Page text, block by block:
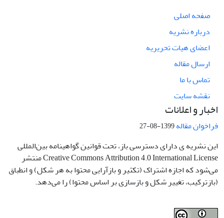
صفحه اصلی
درباره نشریه
اعضای هیات تحریریه
ارسال مقاله
تماس با ما
نقشه سایت
اخبار و اعلانات
فراخوان مقاله1399-08-27
این نشریه ی دارای دسترسی باز، تحت قوانین گواهینامه بین‌المللی
Creative Commons Attribution 4.0 International License منتشر
می‌شود که اجازه اشتراک (تکثیر و بازآرایی محتوا به هر شکل) و انطباق
(بازترکیب، تغییر شکل و بازسازی بر اساس محتوا) را می‌دهد.